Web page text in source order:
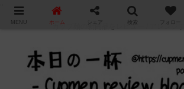
カップ麺の新商品をレビュー / アレンジす
MENU ホーム シェア 検索 フォロー